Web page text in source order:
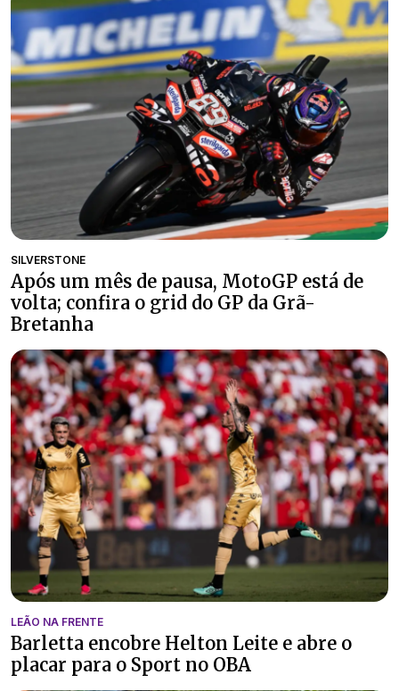
SILVERSTONE
Após um mês de pausa, MotoGP está de
volta; confira o grid do GP da Grã-
Bretanha
LEÃO NA FRENTE
Barletta encobre Helton Leite e abre o
placar para o Sport no OBA